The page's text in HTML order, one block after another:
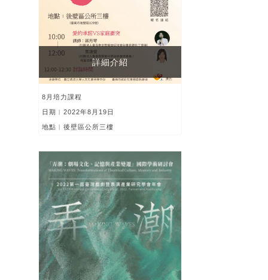
詳細介紹
8月培力課程
日期︱2022年8月19日
地點︱後壁區公所三樓